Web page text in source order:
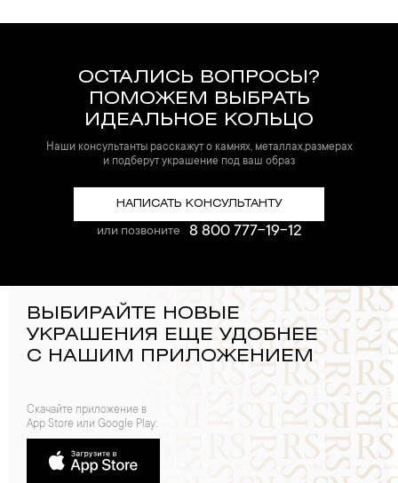
ОСТАЛИСЬ ВОПРОСЫ?
ПОМОЖЕМ ВЫБРАТЬ
ИДЕАЛЬНОЕ КОЛЬЦО
Наши консультанты расскажут о камнях, металлах,размерах
и подберут украшение под ваш образ
НАПИСАТЬ КОНСУЛЬТАНТУ
или позвоните 8 800 777-19-12
ВЫБИРАЙТЕ НОВЫЕ
УКРАШЕНИЯ ЕЩЕ УДОБНЕЕ
С НАШИМ ПРИЛОЖЕНИЕМ
Скачайте приложение в
App Store или Google Play: